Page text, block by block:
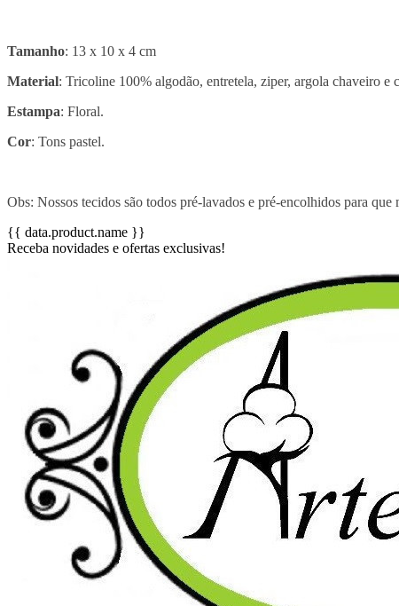
Tamanho: 13 x 10 x 4 cm
Material: Tricoline 100% algodão, entretela, ziper, argola chaveiro e
Estampa: Floral.
Cor: Tons pastel.
Obs: Nossos tecidos são todos pré-lavados e pré-encolhidos para
{{ data.product.name }}
Receba novidades e ofertas exclusivas!